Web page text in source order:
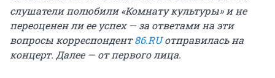
слушатели полюбили «Комнату культуры» и не
переоценен ли ее успех — за ответами на эти
вопросы корреспондент86.RUотправилась на
концерт. Далее — от первого лица.